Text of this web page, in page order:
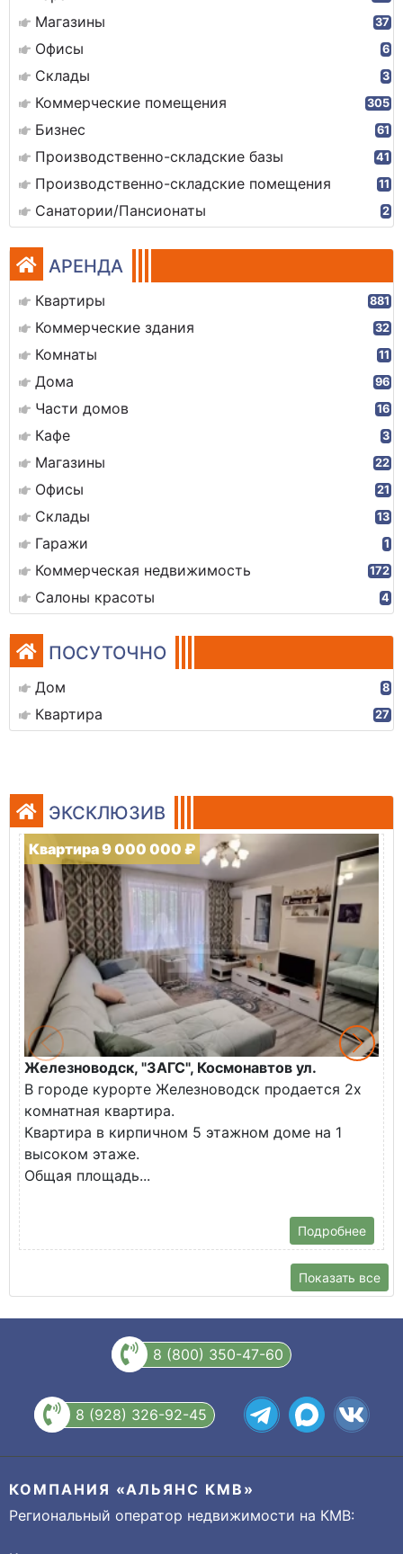
Магазины 37
Офисы 6
Склады 3
Коммерческие помещения 305
Бизнес 61
Производственно-складские базы 41
Производственно-складские помещения 11
Санатории/Пансионаты 2
АРЕНДА
Квартиры 881
Коммерческие здания 32
Комнаты 11
Дома 96
Части домов 16
Кафе 3
Магазины 22
Офисы 21
Склады 13
Гаражи 1
Коммерческая недвижимость 172
Салоны красоты 4
ПОСУТОЧНО
Дом 8
Квартира 27
ЭКСКЛЮЗИВ
Квартира 9 000 000 ₽
Железноводск, "ЗАГС", Космонавтов ул.
В городе курорте Железноводск продается 2х
комнатная квартира.
Квартира в кирпичном 5 этажном доме на 1
высоком этаже.
Общая площадь...
Подробнее
Показать все
8 (800) 350-47-60
8 (928) 326-92-45
КОМПАНИЯ «АЛЬЯНС КМВ»
Региональный оператор недвижимости на КМВ: